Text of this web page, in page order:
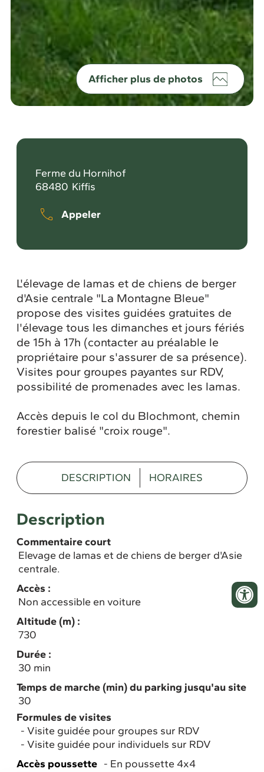
Afficher plus de photos
Ferme du Hornihof
68480 Kiffis
Appeler
L'élevage de lamas et de chiens de berger
d'Asie centrale "La Montagne Bleue"
propose des visites guidées gratuites de
l'élevage tous les dimanches et jours fériés
de 15h à 17h (contacter au préalable le
propriétaire pour s'assurer de sa présence).
Visites pour groupes payantes sur RDV,
possibilité de promenades avec les lamas.
Accès depuis le col du Blochmont, chemin
forestier balisé "croix rouge".
DESCRIPTION HORAIRES
Description
Commentaire court
Elevage de lamas et de chiens de berger d'Asie
centrale.
Accès :
Non accessible en voiture
Altitude (m) :
730
Durée :
30 min
Temps de marche (min) du parking jusqu'au site
30
Formules de visites
Visite guidée pour groupes sur RDV
Visite guidée pour individuels sur RDV
Accès poussette
En poussette 4x4